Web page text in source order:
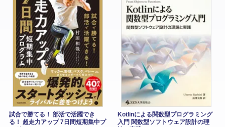
試合で勝てる！ 部活で活躍でき
る！ 超走力アップ 7日間短期集中プ
Kotlinによる関数型プログラミング
入門 関数型ソフトウェア設計の理